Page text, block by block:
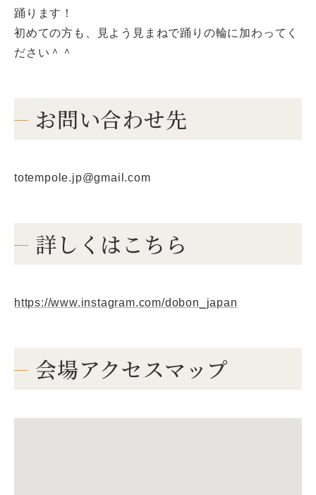
踊ります！
初めての方も、見よう見まねで踊りの輪に加わってく
ださい＾＾
お問い合わせ先
totempole.jp@gmail.com
詳しくはこちら
https://www.instagram.com/dobon_japan
会場アクセスマップ